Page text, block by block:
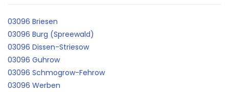
03096 Briesen
03096 Burg (Spreewald)
03096 Dissen-Striesow
03096 Guhrow
03096 Schmogrow-Fehrow
03096 Werben